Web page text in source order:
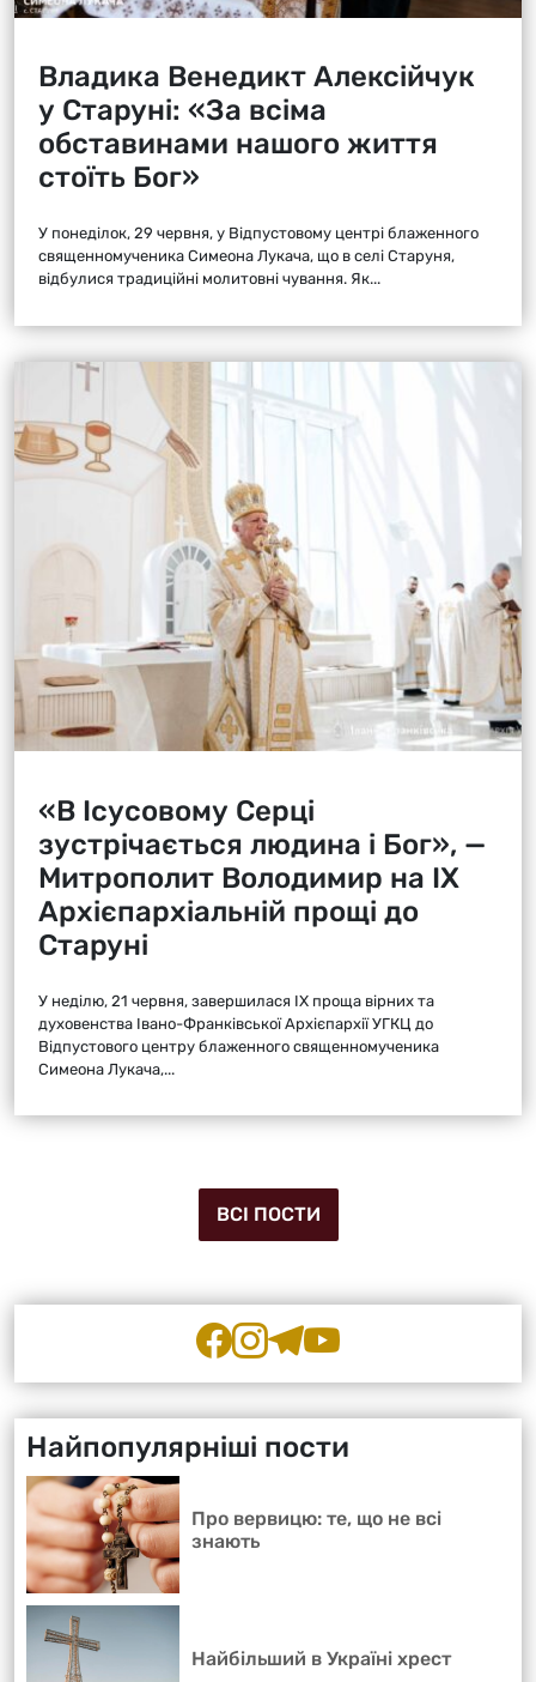
Владика Венедикт Алексійчук
у Старуні: «За всіма
обставинами нашого життя
стоїть Бог»
У понеділок, 29 червня, у Відпустовому центрі блаженного
священномученика Симеона Лукача, що в селі Старуня,
відбулися традиційні молитовні чування. Як...
«В Ісусовому Серці
зустрічається людина і Бог», —
Митрополит Володимир на ІХ
Архієпархіальній прощі до
Старуні
У неділю, 21 червня, завершилася ІХ проща вірних та
духовенства Івано-Франківської Архієпархії УГКЦ до
Відпустового центру блаженного священномученика
Симеона Лукача,...
ВСІ ПОСТИ
Найпопулярніші пости
Про вервицю: те, що не всі
знають
Найбільший в Україні хрест